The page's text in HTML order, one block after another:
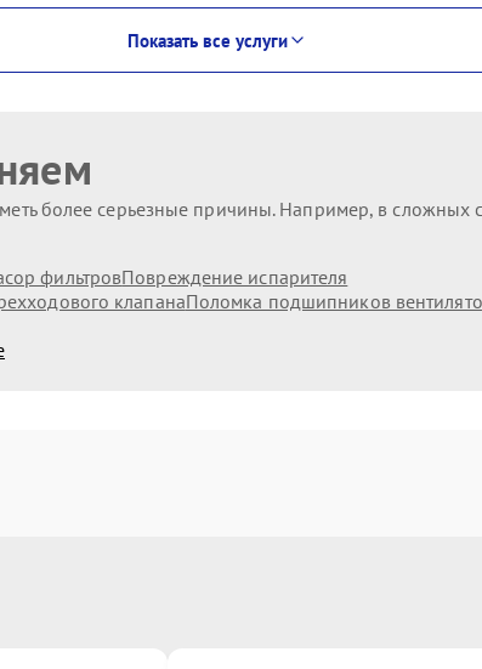
Показать все услуги
более серьезные причины. Например, в сложных
фильтровПовреждение испарителя
клапанаПоломка подшипников